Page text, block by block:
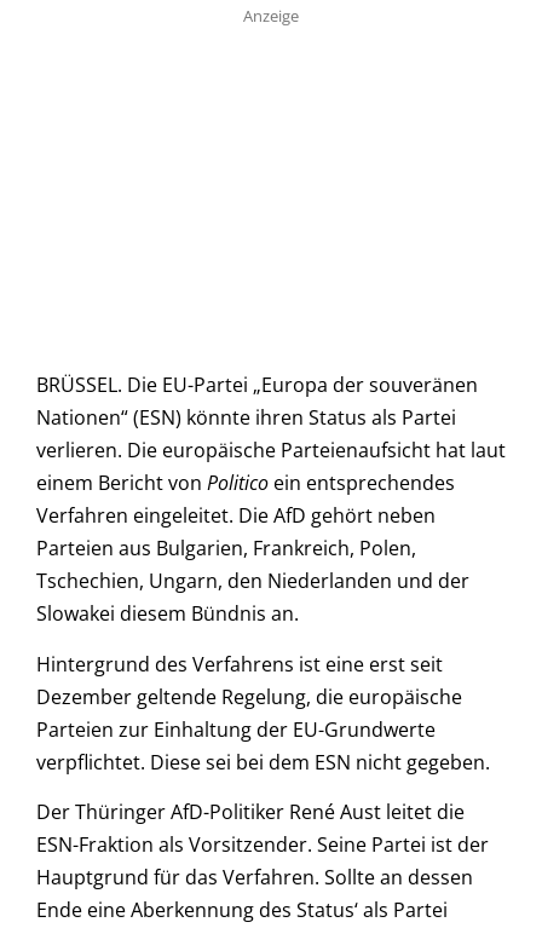
Anzeige
BRÜSSEL. Die EU-Partei „Europa der souveränen
Nationen“ (ESN) könnte ihren Status als Partei
verlieren. Die europäische Parteienaufsicht hat laut
einem Bericht von Politico ein entsprechendes
Verfahren eingeleitet. Die AfD gehört neben
Parteien aus Bulgarien, Frankreich, Polen,
Tschechien, Ungarn, den Niederlanden und der
Slowakei diesem Bündnis an.
Hintergrund des Verfahrens ist eine erst seit
Dezember geltende Regelung, die europäische
Parteien zur Einhaltung der EU-Grundwerte
verpflichtet. Diese sei bei dem ESN nicht gegeben.
Der Thüringer AfD-Politiker René Aust leitet die
ESN-Fraktion als Vorsitzender. Seine Partei ist der
Hauptgrund für das Verfahren. Sollte an dessen
Ende eine Aberkennung des Status‘ als Partei